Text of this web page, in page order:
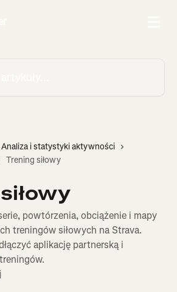
Analiza i statystyki aktywności
Trening siłowy
powtórzenia, obciążenie i mapy
treningów siłowych na Strava.
aplikację partnerską i